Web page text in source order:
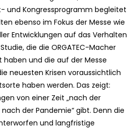
und Kongressprogramm begleitet
ebenso im Fokus der Messe wie
Entwicklungen auf das Verhalten
die die ORGATEC-Macher
und die auf der Messe
neuesten Krisen voraussichtlich
haben werden. Das zeigt:
von einer Zeit „nach der
der Pandemie“ gibt. Denn die
und langfristige